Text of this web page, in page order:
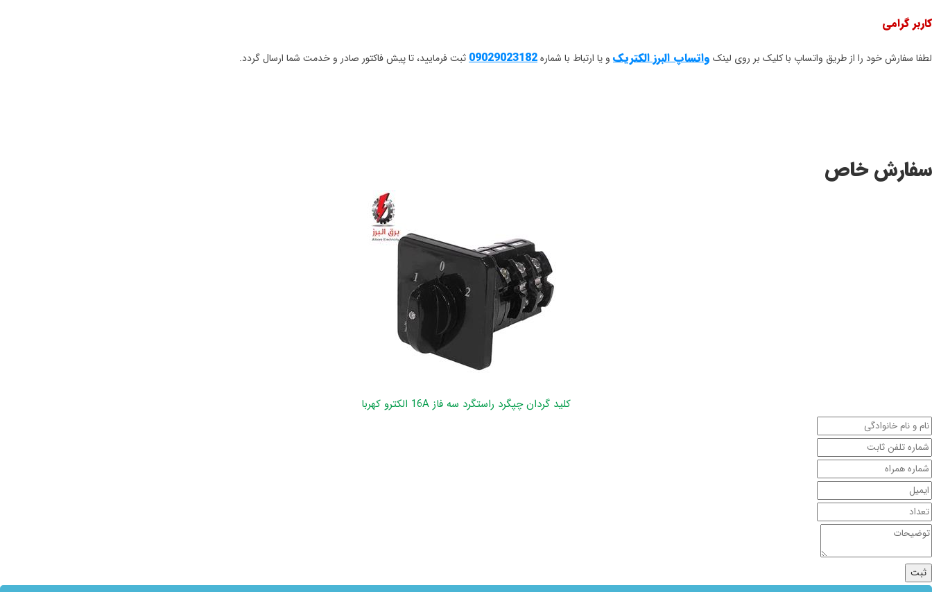
کاربر گرامی
لطفا سفارش خود را از طریق واتساپ با کلیک بر روی لینک واتساپ البرز الکتریک و یا ارتباط با شماره09029023182ثبت فرمایید، تا پیش فاکتور صادر و خدمت شما ارسال گردد.
سفارش خاص
کلید گردان چپگرد راستگرد سه فاز 16A الکترو کهربا